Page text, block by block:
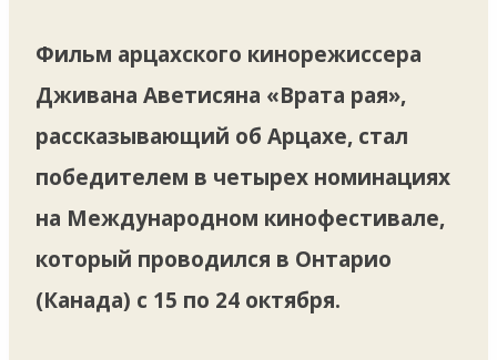
Фильм арцахского кинорежиссера
Дживана Аветисяна «Врата рая»,
рассказывающий об Арцахе, стал
победителем в четырех номинациях
на Международном кинофестивале,
который проводился в Онтарио
(Канада) с 15 по 24 октября.